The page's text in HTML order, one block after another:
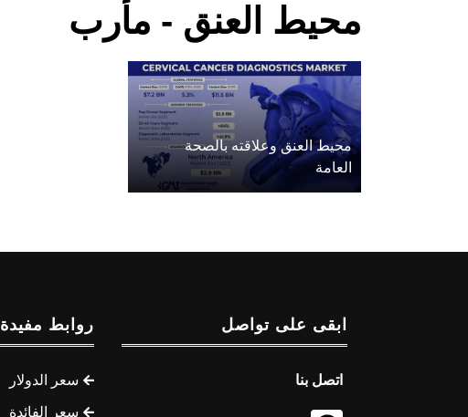
محيط العنق - مأرب
محيط العنق وعلاقته بالصحة
العامة
ابقى على تواصل
اتصل بنا
روابط مفيدة
سعر الدولار
سعر الفائدة